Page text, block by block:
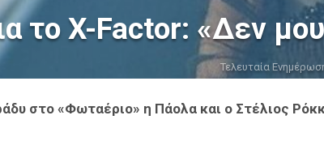
το X-Factor: «Δεν μου
Τελευταία
στο «Φωταέριο» η Πάολα και ο Στέλιος